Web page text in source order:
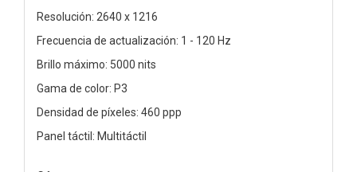
Resolución: 2640 x 1216
Frecuencia de actualización: 1 - 120 Hz
Brillo máximo: 5000 nits
Gama de color: P3
Densidad de píxeles: 460 ppp
Panel táctil: Multitáctil